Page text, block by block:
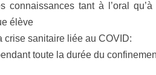
connaissances tant à l’oral
élève
crise sanitaire liée au COVID:
toute la durée du